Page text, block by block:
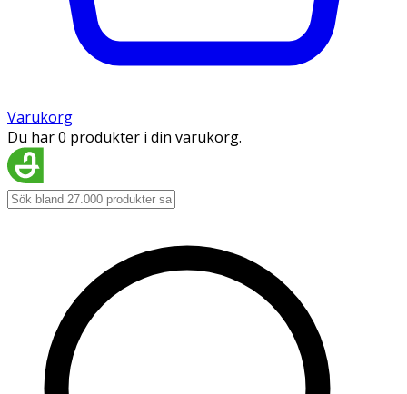
Varukorg
Du har 0 produkter i din varukorg.